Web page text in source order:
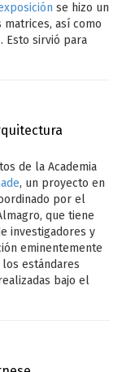
onlinese
algunos de los
esta noticia
se hizo un
así como
Esto sirvió para
grabados y los
de Antonio
interesante
los
del archivo de
de la Academia
, un proyecto en
por el
que tiene
investigadores y
eminentemente
estándares
bajo el
territorios
XIII, tanto en la
e imágenes
ingente de